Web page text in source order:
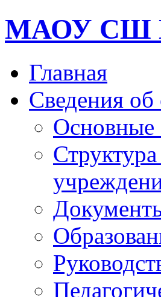
МАОУ СШ
Главная
Сведения об
Основные